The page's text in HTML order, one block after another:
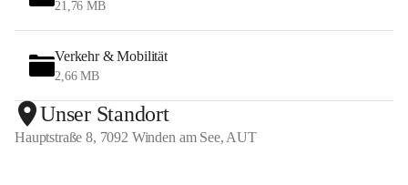
21,76 MB
Verkehr & Mobilität
2,66 MB
Unser Standort
Hauptstraße 8, 7092 Winden am See, AUT